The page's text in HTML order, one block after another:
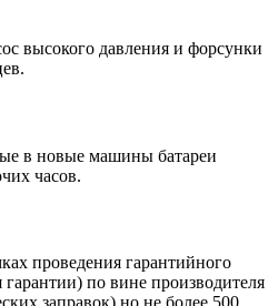
высокого давления и форсунки
в новые машины батареи
часов.
проведения гарантийного
по вине производителя
заправок) но не более 500